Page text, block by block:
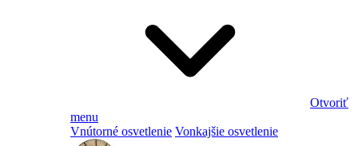
Otvoriť
menu
Vnútorné osvetlenie Vonkajšie osvetlenie